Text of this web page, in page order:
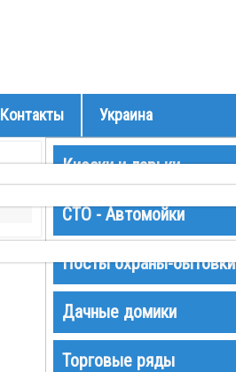
Контакты Украина
Киоски и ларьки
СТО - Автомойки
Посты охраны-бытовки
Дачные домики
Торговые ряды